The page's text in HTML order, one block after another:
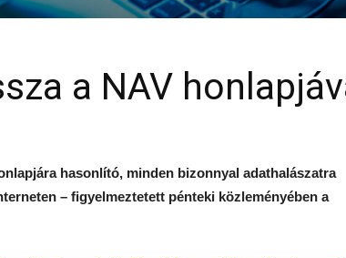
a NAV
hasonlító, minden bizonnyal adathalászatra
– figyelmeztetett pénteki közleményében a